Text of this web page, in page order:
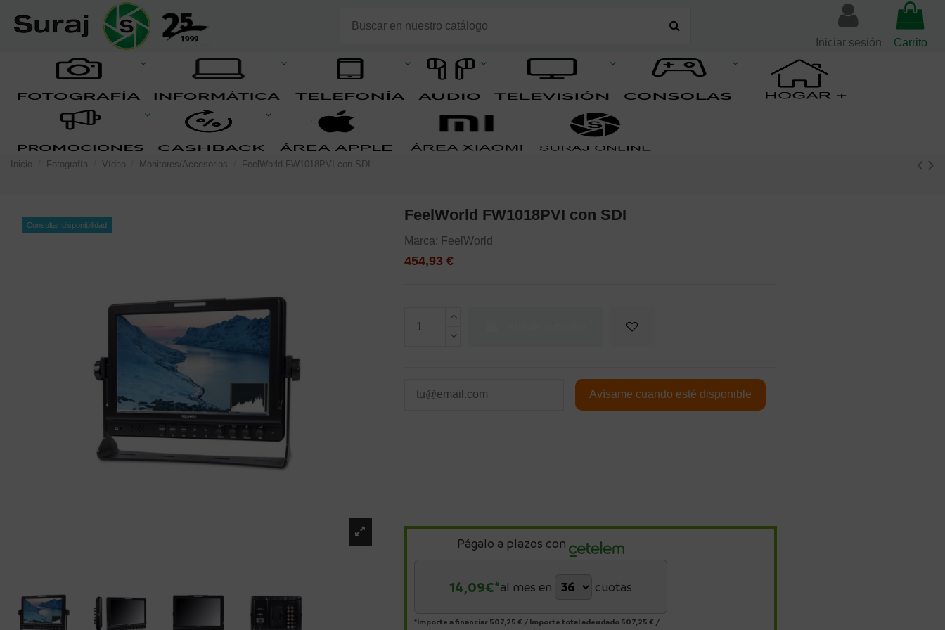
Iniciar sesión Carrito
Inicio Fotografía Vídeo Monitores/Accesorios FeelWorld FW1018PVI con SDI
Consultar disponibilidad
FeelWorld FW1018PVI con SDI
Marca: FeelWorld
454,93 €
Págalo a plazos con
14,09€*al mes en cuotas
*Importe a financiar 507,25 € / Importe total adeudado 507,25 € /